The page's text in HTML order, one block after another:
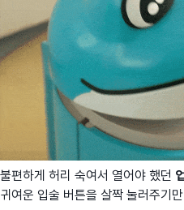
불편하게 허리 숙여서 열어야 했던
귀여운 입술 버튼을 살짝 눌러주기